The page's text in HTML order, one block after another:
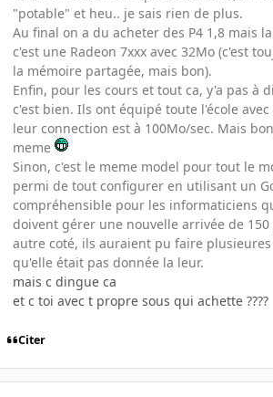
"potable" et heu.. je sais rien de plus.
Au final on a du acheter des P4 1,8 mais
c'est une Radeon 7xxx avec 32Mo (c'est
la mémoire partagée, mais bon).
Enfin, pour les cours et tout ca, y'a pas à
c'est bien. Ils ont équipé toute l'école
leur connection est à 100Mo/sec. Mais
meme
Sinon, c'est le meme model pour tout le
permi de tout configurer en utilisant un
compréhensible pour les informaticiens
doivent gérer une nouvelle arrivée de
autre coté, ils auraient pu faire
qu'elle était pas donnée la leur.
mais c dingue ca
et c toi avec t propre sous qui achette ????
Citer